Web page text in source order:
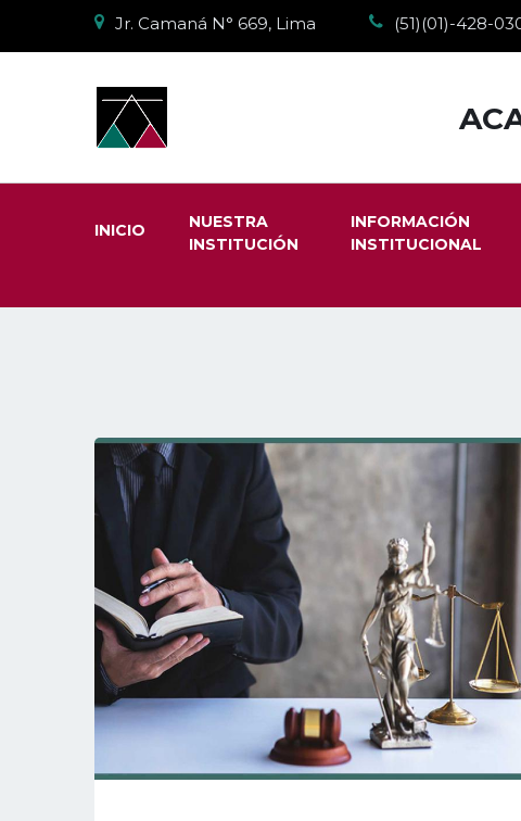
Jr. Camaná N° 669, Lima (51)(01)-428-
INICIO
NUESTRA
INSTITUCIÓN
INFORMACIÓN
INSTITUCIONAL